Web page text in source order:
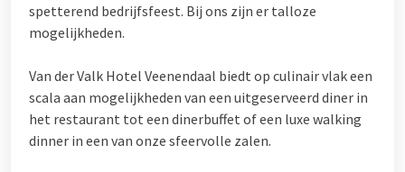
spetterend bedrijfsfeest. Bij ons zijn er talloze
mogelijkheden.
Van der Valk Hotel Veenendaal biedt op culinair vlak een
scala aan mogelijkheden van een uitgeserveerd diner in
het restaurant tot een dinerbuffet of een luxe walking
dinner in een van onze sfeervolle zalen.